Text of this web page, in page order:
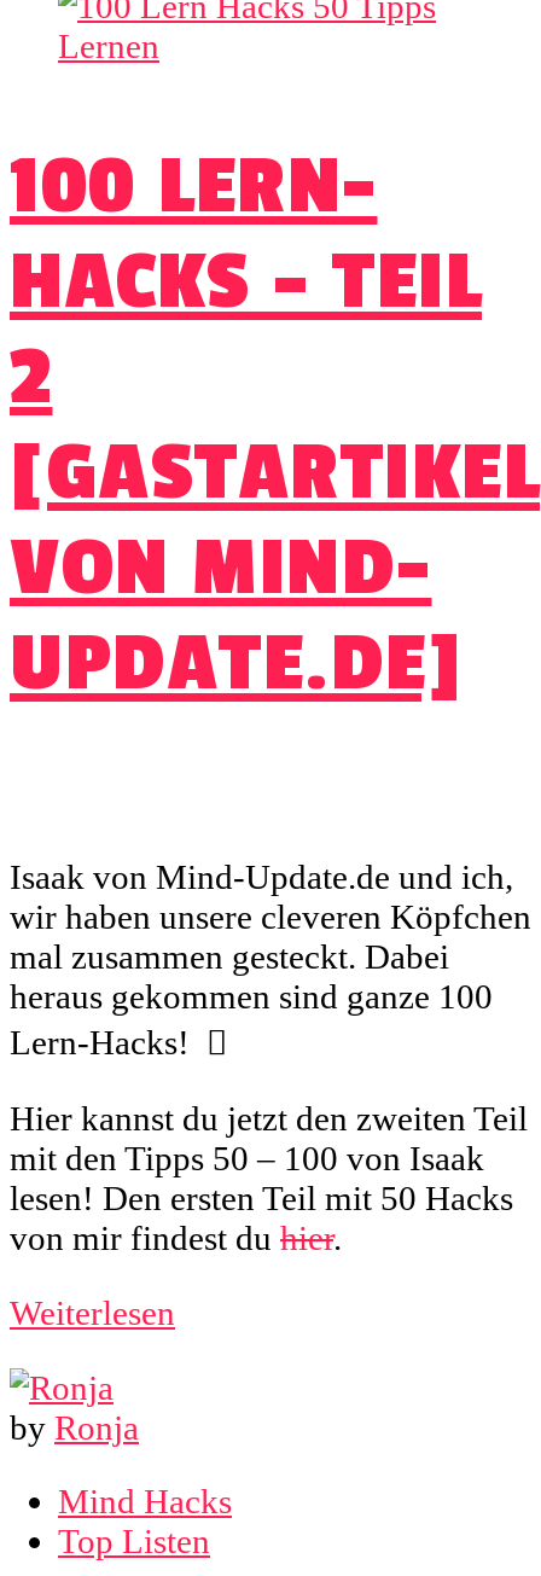
100 LERN-
HACKS – TEIL
2
[GASTARTIKEL
VON MIND-
UPDATE.DE]
Isaak von Mind-Update.de und ich,
wir haben unsere cleveren Köpfchen
mal zusammen gesteckt. Dabei
heraus gekommen sind ganze 100
Lern-Hacks! 
Hier kannst du jetzt den zweiten Teil
mit den Tipps 50 – 100 von Isaak
lesen! Den ersten Teil mit 50 Hacks
von mir findest du hier.
Weiterlesen
by Ronja
Mind Hacks
Top Listen